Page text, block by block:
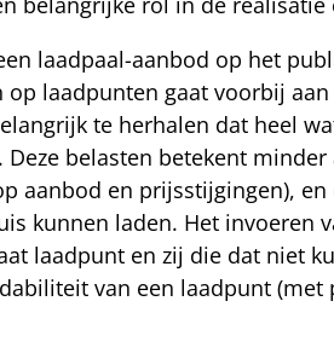
laadpaal-aanbod op het
laadpunten gaat voorbij
te herhalen dat heel
belasten betekent
aanbod en prijsstijgingen),
kunnen laden. Het invoeren
laadpunt en zij die dat niet
van een laadpunt (met